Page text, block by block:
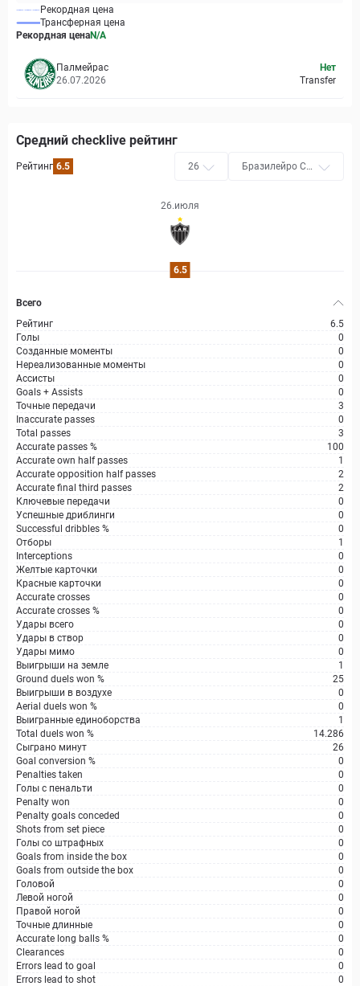
Рекордная цена
Трансферная цена
Рекордная ценаN/A
Палмейрас
26.07.2026
Нет
Transfer
Средний checklive рейтинг
Рейтинг 6.5 26
Бразилейро Се
26.июля
6.5
Всего
Рейтинг
6.5
Голы
0
Созданные моменты
0
Нереализованные моменты
0
Ассисты
0
Goals + Assists
0
Точные передачи
3
Inaccurate passes
0
Total passes
3
Accurate passes %
100
Accurate own half passes
1
Accurate opposition half passes
2
Accurate final third passes
2
Ключевые передачи
0
Успешные дриблинги
0
Successful dribbles %
0
Отборы
1
Interceptions
0
Желтые карточки
0
Красные карточки
0
Accurate crosses
0
Accurate crosses %
0
Удары всего
0
Удары в створ
0
Удары мимо
0
Выигрыши на земле
1
Ground duels won %
25
Выигрыши в воздухе
0
Aerial duels won %
0
Выигранные единоборства
1
Total duels won %
14.286
Сыграно минут
26
Goal conversion %
0
Penalties taken
0
Голы с пенальти
0
Penalty won
0
Penalty goals conceded
0
Shots from set piece
0
Голы со штрафных
0
Goals from inside the box
0
Goals from outside the box
0
Головой
0
Левой ногой
0
Правой ногой
0
Точные длинные
0
Accurate long balls %
0
Clearances
0
Errors lead to goal
0
Errors lead to shot
0